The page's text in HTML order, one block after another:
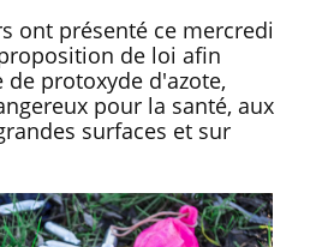
ont présenté ce mercredi
de loi afin
protoxyde d'azote,
pour la santé, aux
surfaces et sur